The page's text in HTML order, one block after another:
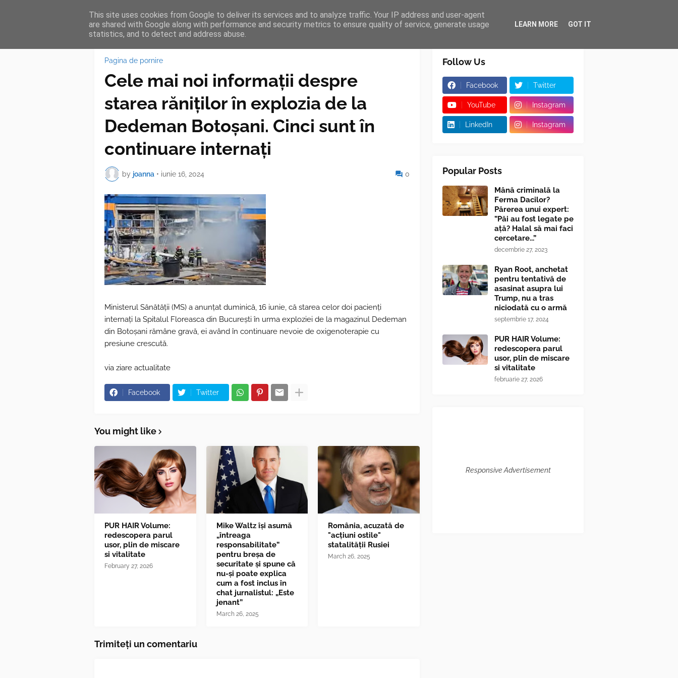
HOME FEATURES BLOGGER TIPOGRAPHY SHORTCODES
Pagina de pornire
Cele mai noi informații despre
starea răniților în explozia de la
Dedeman Botoșani. Cinci sunt în
continuare internați
by joanna • iunie 16, 2024 0
Ministerul Sănătăţii (MS) a anunțat duminică, 16 iunie, că starea celor doi pacienţi
internaţi la Spitalul Floreasca din Bucureşti în urma exploziei de la magazinul Dedeman
din Botoşani rămâne gravă, ei având în continuare nevoie de oxigenoterapie cu
presiune crescută.
via ziare actualitate
Facebook Twitter
You might like
PUR HAIR Volume:
redescopera parul
usor, plin de miscare
si vitalitate
February 27, 2026
Mike Waltz îşi asumă
„întreaga
responsabilitate”
pentru breşa de
securitate și spune că
nu-și poate explica
cum a fost inclus în
chat jurnalistul: „Este
jenant”
March 26, 2025
România, acuzată de
"acțiuni ostile"
statalității Rusiei
March 26, 2025
Trimiteți un comentariu
Follow Us
Facebook Twitter
YouTube Instagram
LinkedIn Instagram
Popular Posts
Mână criminală la
Ferma Dacilor?
Părerea unui expert:
”Păi au fost legate pe
ață? Halal să mai faci
cercetare...”
decembrie 27, 2023
Ryan Root, anchetat
pentru tentativă de
asasinat asupra lui
Trump, nu a tras
niciodată cu o armă
septembrie 17, 2024
PUR HAIR Volume:
redescopera parul
usor, plin de miscare
si vitalitate
februarie 27, 2026
Responsive Advertisement
This site uses cookies from Google to deliver its services and to analyze traffic. Your IP address and user-agent
are shared with Google along with performance and security metrics to ensure quality of service, generate usage
statistics, and to detect and address abuse.
LEARN MORE GOT IT